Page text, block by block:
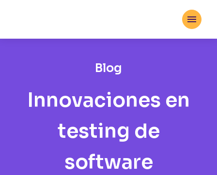

Blog
Innovaciones en
testing de
software